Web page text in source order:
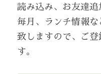
読み込み、お友達追
毎月、ランチ情報
致しますので、ご
す。